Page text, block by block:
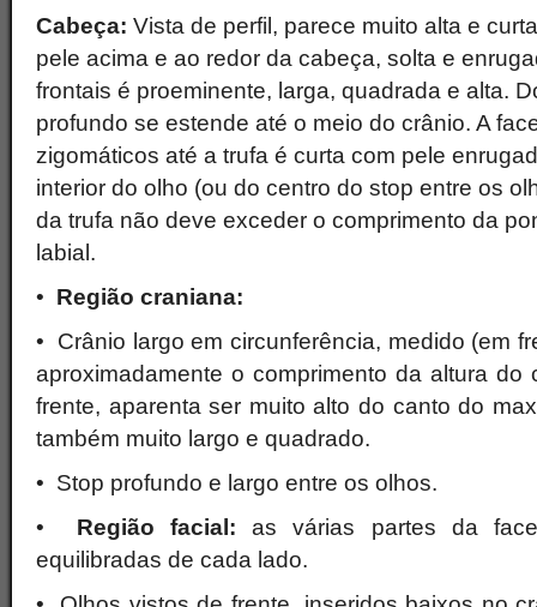
Cabeça: Vista de perfil, parece muito alta e
pele acima e ao redor da cabeça, solta e
frontais é proeminente, larga, quadrada e alta.
profundo se estende até o meio do crânio. A
zigomáticos até a trufa é curta com pele
interior do olho (ou do centro do stop entre os
da trufa não deve exceder o comprimento da
labial.
• Região craniana:
• Crânio largo em circunferência, medido (em
aproximadamente o comprimento da altura do
frente, aparenta ser muito alto do canto do
também muito largo e quadrado.
• Stop profundo e largo entre os olhos.
• Região facial:as várias partes da
equilibradas de cada lado.